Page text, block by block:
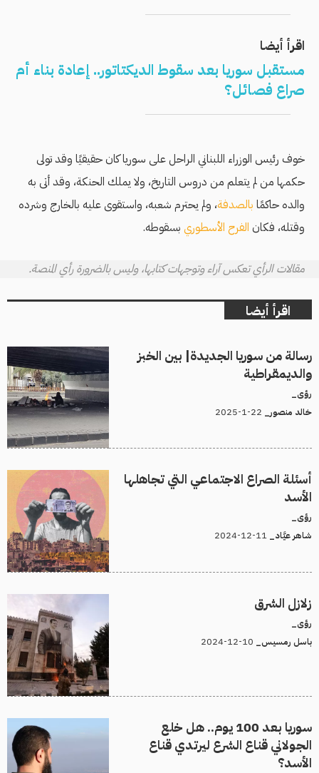
اقرأ أيضا
مستقبل سوريا بعد سقوط الديكتاتور.. إعادة بناء أم
صراع فصائل؟
خوف رئيس الوزراء اللبناني الراحل على سوريا كان حقيقيًا وقد تولى
حكمها من لم يتعلم من دروس التاريخ، ولا يملك الحنكة، وقد أتى به
والده حاكمًا بالصدفة، ولم يحترم شعبه، واستقوى عليه بالخارج وشرده
وقتله، فكان الفرح الأسطوري بسقوطه.
مقالات الرأي تعكس آراء وتوجهات كتابها، وليس بالضرورة رأي المنصة.
اقرأ أيضا
رسالة من سوريا الجديدة| بين الخبز
والديمقراطية
رؤى_
خالد منصور_
أسئلة الصراع الاجتماعي التي تجاهلها
الأسد
رؤى_
شاهر عيَّاد_
زلازل الشرق
رؤى_
باسل رمسيس_
سوريا بعد 100 يوم.. هل خلع
الجولاني قناع الشرع ليرتدي قناع
الأسد؟